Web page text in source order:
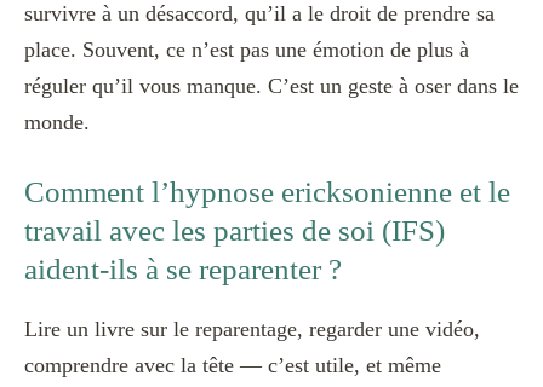
survivre à un désaccord, qu’il a le droit de prendre sa
place. Souvent, ce n’est pas une émotion de plus à
réguler qu’il vous manque. C’est un geste à oser dans le
monde.
Comment l’hypnose ericksonienne et le
travail avec les parties de soi (IFS)
aident-ils à se reparenter ?
Lire un livre sur le reparentage, regarder une vidéo,
comprendre avec la tête — c’est utile, et même